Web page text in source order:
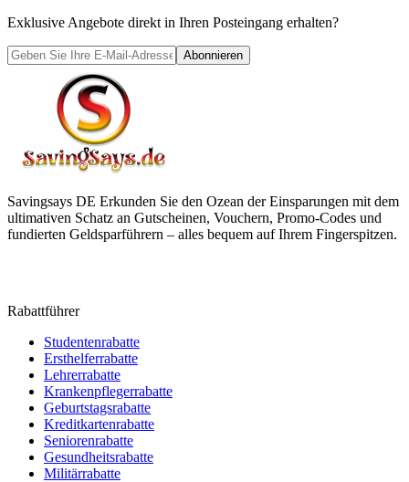
Exklusive Angebote direkt in Ihren Posteingang erhalten?
Abonnieren
Savingsays DE Erkunden Sie den Ozean der Einsparungen mit dem
ultimativen Schatz an Gutscheinen, Vouchern, Promo-Codes und
fundierten Geldsparführern – alles bequem auf Ihrem Fingerspitzen.
Rabattführer
Studentenrabatte
Ersthelferrabatte
Lehrerrabatte
Krankenpflegerrabatte
Geburtstagsrabatte
Kreditkartenrabatte
Seniorenrabatte
Gesundheitsrabatte
Militärrabatte